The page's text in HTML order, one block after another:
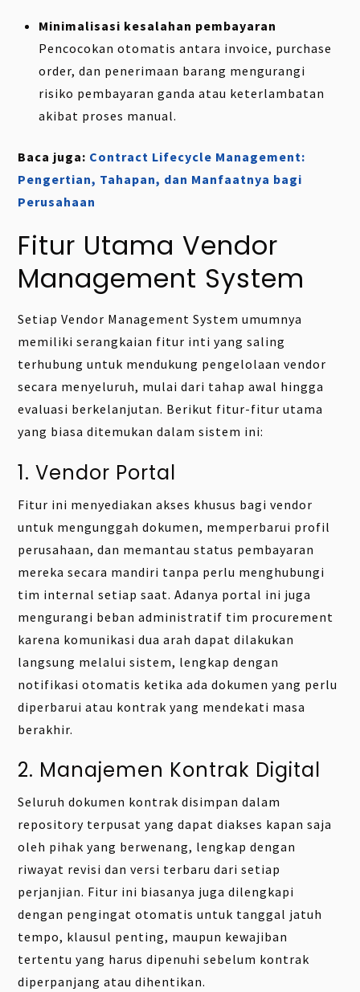
Minimalisasi kesalahan pembayaran
Pencocokan otomatis antara invoice, purchase
order, dan penerimaan barang mengurangi
risiko pembayaran ganda atau keterlambatan
akibat proses manual.
Baca juga: Contract Lifecycle Management:
Pengertian, Tahapan, dan Manfaatnya bagi
Perusahaan
Fitur Utama Vendor
Management System
Setiap Vendor Management System umumnya
memiliki serangkaian fitur inti yang saling
terhubung untuk mendukung pengelolaan vendor
secara menyeluruh, mulai dari tahap awal hingga
evaluasi berkelanjutan. Berikut fitur-fitur utama
yang biasa ditemukan dalam sistem ini:
1. Vendor Portal
Fitur ini menyediakan akses khusus bagi vendor
untuk mengunggah dokumen, memperbarui profil
perusahaan, dan memantau status pembayaran
mereka secara mandiri tanpa perlu menghubungi
tim internal setiap saat. Adanya portal ini juga
mengurangi beban administratif tim procurement
karena komunikasi dua arah dapat dilakukan
langsung melalui sistem, lengkap dengan
notifikasi otomatis ketika ada dokumen yang perlu
diperbarui atau kontrak yang mendekati masa
berakhir.
2. Manajemen Kontrak Digital
Seluruh dokumen kontrak disimpan dalam
repository terpusat yang dapat diakses kapan saja
oleh pihak yang berwenang, lengkap dengan
riwayat revisi dan versi terbaru dari setiap
perjanjian. Fitur ini biasanya juga dilengkapi
dengan pengingat otomatis untuk tanggal jatuh
tempo, klausul penting, maupun kewajiban
tertentu yang harus dipenuhi sebelum kontrak
diperpanjang atau dihentikan.